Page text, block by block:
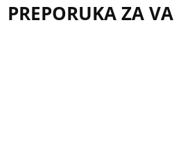
PREPORUKA ZA